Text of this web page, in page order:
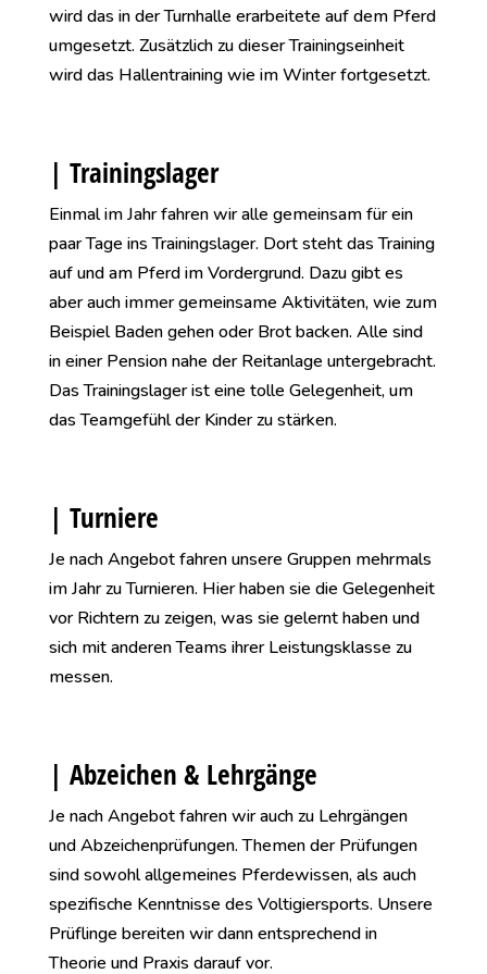
wird das in der Turnhalle erarbeitete auf dem Pferd
umgesetzt. Zusätzlich zu dieser Trainingseinheit
wird das Hallentraining wie im Winter fortgesetzt.
| Trainingslager
Einmal im Jahr fahren wir alle gemeinsam für ein
paar Tage ins Trainingslager. Dort steht das Training
auf und am Pferd im Vordergrund. Dazu gibt es
aber auch immer gemeinsame Aktivitäten, wie zum
Beispiel Baden gehen oder Brot backen. Alle sind
in einer Pension nahe der Reitanlage untergebracht.
Das Trainingslager ist eine tolle Gelegenheit, um
das Teamgefühl der Kinder zu stärken.
| Turniere
Je nach Angebot fahren unsere Gruppen mehrmals
im Jahr zu Turnieren. Hier haben sie die Gelegenheit
vor Richtern zu zeigen, was sie gelernt haben und
sich mit anderen Teams ihrer Leistungsklasse zu
messen.
| Abzeichen & Lehrgänge
Je nach Angebot fahren wir auch zu Lehrgängen
und Abzeichenprüfungen. Themen der Prüfungen
sind sowohl allgemeines Pferdewissen, als auch
spezifische Kenntnisse des Voltigiersports. Unsere
Prüflinge bereiten wir dann entsprechend in
Theorie und Praxis darauf vor.